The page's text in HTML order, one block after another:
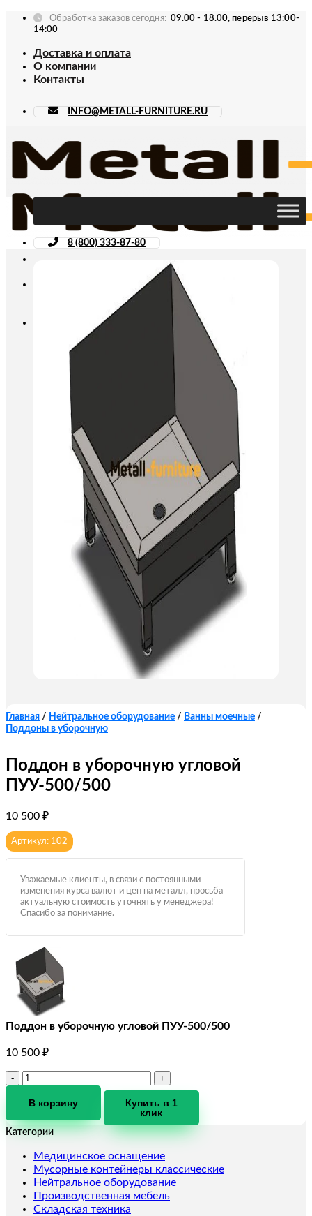
Skip
Обработка заказов сегодня: 09.00 - 18.00, перерыв 13:00-
14:00
Доставка и оплата
О компании
Контакты
INFO@METALL-FURNITURE.RU
8 (800) 333-87-80
Главная / Нейтральное оборудование / Ванны моечные /
Поддоны в уборочную
Поддон в уборочную угловой
ПУУ-500/500
10 500 ₽
Артикул: 102
Уважаемые клиенты, в связи с постоянными
изменения курса валют и цен на металл, просьба
актуальную стоимость уточнять у менеджера!
Спасибо за понимание.
Поддон в уборочную угловой ПУУ-500/500
10 500 ₽
Количество
Поддон
уборочную
ПУУ-500/500
В корзину
Купить в 1
клик
Категории
Медицинское оснащение
Мусорные контейнеры классические
Нейтральное оборудование
Производственная мебель
Складская техника